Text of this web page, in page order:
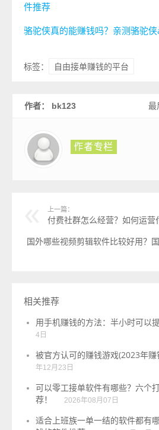
件推荐
骆驼侠真的能赚钱吗？亲测骆驼
标签： 自由接单赚钱的平台
最
作者： bk123
上一篇：
付费社群怎么经营？如何运营
国外哪些视频剪辑软件比较好用？
相关推荐
用手机赚钱的方法：半小时可以
4日
被官方认可的赚钱游戏(2023年赚
年12月23日
可以零工接单软件有哪些？六个
荐！
2026年08月07日
适合上班族一单一结的软件都有